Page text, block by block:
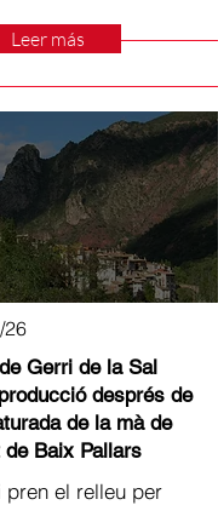
Leer más
26
Gerri de la Sal
després de
de la mà de
de Baix Pallars
pren el relleu per